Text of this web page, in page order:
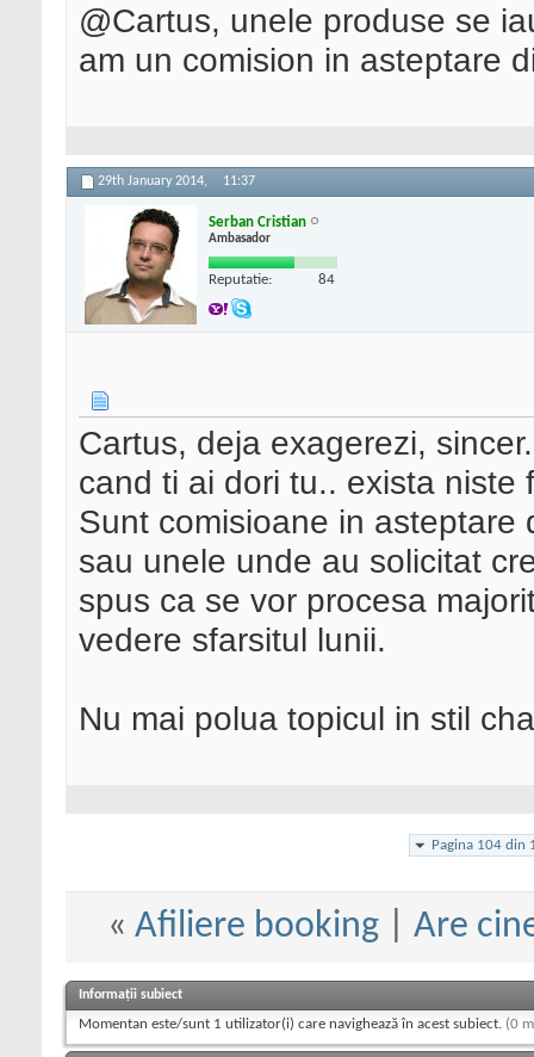
@Cartus, unele produse se
am un comision in asteptare
29th January 2014, 11:37
Serban Cristian
Ambasador
Reputatie: 84
Cartus, deja exagerezi,
cand ti ai dori tu.. exista niste
Sunt comisioane in asteptare
sau unele unde au solicitat
spus ca se vor procesa
vedere sfarsitul lunii.
Nu mai polua topicul in stil
Pagina 104 din
« Afiliere booking| Are
Informații subiect
Momentan este/sunt 1 utilizator(i) care navighează în acest subiect. (0